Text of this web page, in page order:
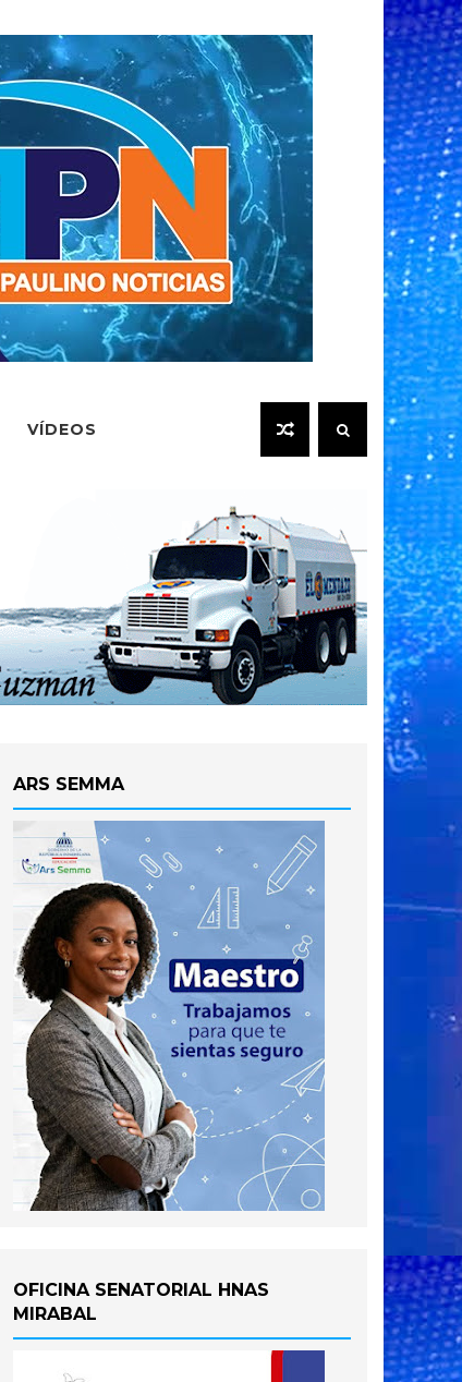
VÍDEOS
ARS SEMMA
OFICINA SENATORIAL HNAS
MIRABAL